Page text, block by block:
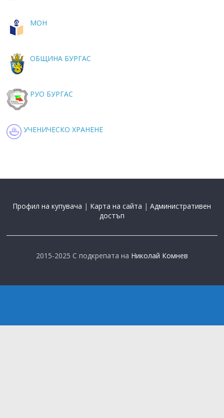
МОН
ОБЩИНА БУРГАС
РУО БУРГАС
УЧЕНИЧЕСКО ХРАНЕНЕ
Профил на купувача | Карта на сайта |Административен
достъп
2015-2025 С подкрепата на Николай Комнев